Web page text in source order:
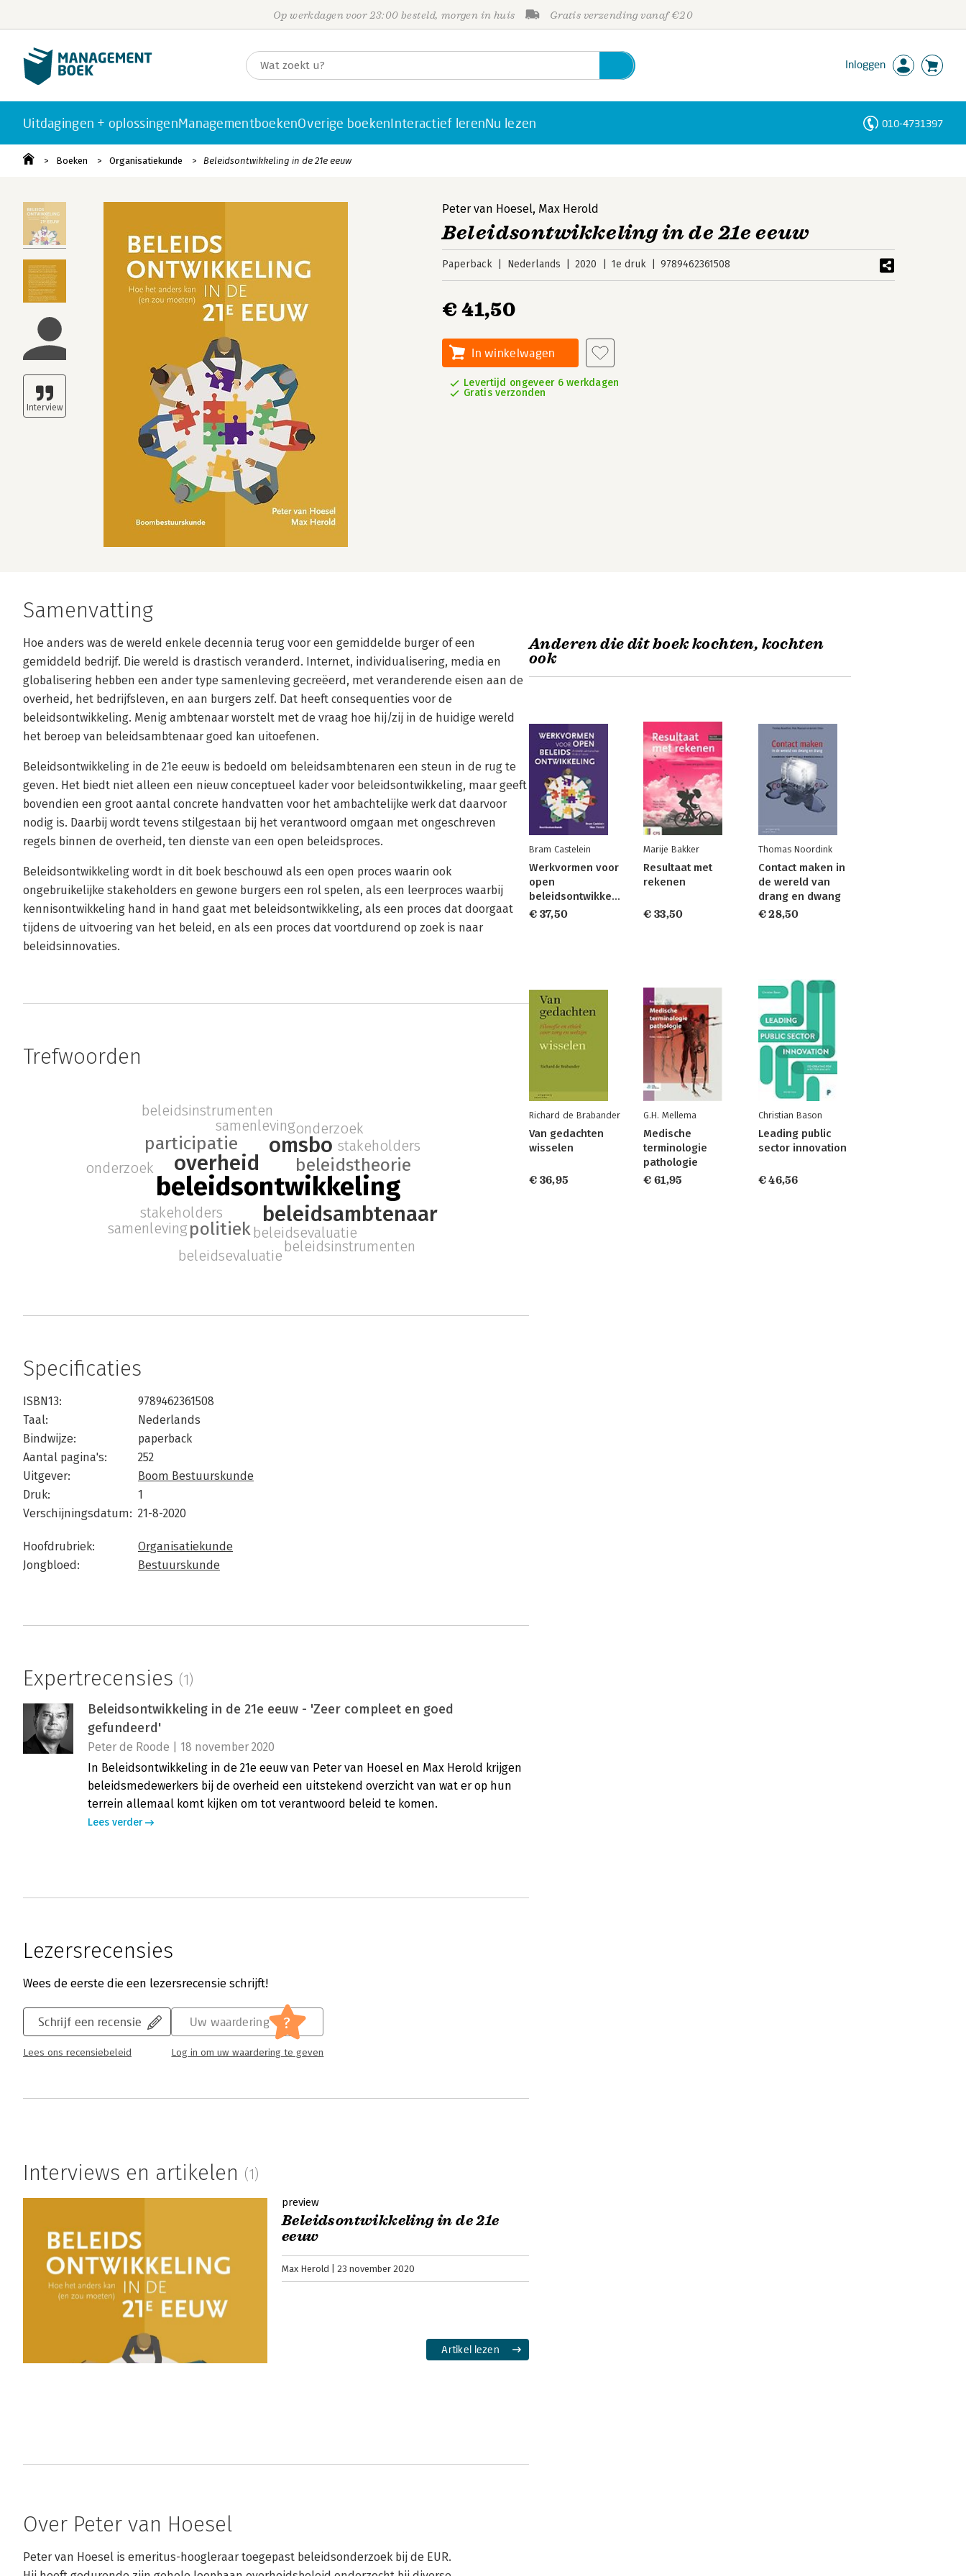
Op werkdagen voor 23:00 besteld, morgen in huis Gratis verzending vanaf €20
Inloggen
Uitdagingen + oplossingenManagementboekenOverige boekenInteractief lerenNu lezen 010-4731397
Boeken Organisatiekunde Beleidsontwikkeling in de 21e eeuw
Peter van Hoesel, Max Herold
Beleidsontwikkeling in de 21e eeuw
Paperback Nederlands 2020 1e druk 9789462361508
€ 41,50
In winkelwagen
Levertijd ongeveer 6 werkdagen
Gratis verzonden
Samenvatting
Hoe anders was de wereld enkele decennia terug voor een gemiddelde burger of een
gemiddeld bedrijf. Die wereld is drastisch veranderd. Internet, individualisering, media en
globalisering hebben een ander type samenleving gecreëerd, met veranderende eisen aan de
overheid, het bedrijfsleven, en aan burgers zelf. Dat heeft consequenties voor de
beleidsontwikkeling. Menig ambtenaar worstelt met de vraag hoe hij/zij in de huidige wereld
het beroep van beleidsambtenaar goed kan uitoefenen.
Beleidsontwikkeling in de 21e eeuw is bedoeld om beleidsambtenaren een steun in de rug te
geven. Het biedt niet alleen een nieuw conceptueel kader voor beleidsontwikkeling, maar geeft
bovendien een groot aantal concrete handvatten voor het ambachtelijke werk dat daarvoor
nodig is. Daarbij wordt tevens stilgestaan bij het verantwoord omgaan met ongeschreven
regels binnen de overheid, ten dienste van een open beleidsproces.
Beleidsontwikkeling wordt in dit boek beschouwd als een open proces waarin ook
ongebruikelijke stakeholders en gewone burgers een rol spelen, als een leerproces waarbij
kennisontwikkeling hand in hand gaat met beleidsontwikkeling, als een proces dat doorgaat
tijdens de uitvoering van het beleid, en als een proces dat voortdurend op zoek is naar
beleidsinnovaties.
Trefwoorden
beleidsontwikkeling
overheid
beleidsambtenaar
omsbo
politiek
beleidstheorie
participatie
beleidsevaluatie
stakeholders
samenlevingonderzoek
beleidsinstrumenten
beleidsevaluatie
stakeholders
samenleving
onderzoek
beleidsinstrumenten
Specificaties
ISBN13:
9789462361508
Taal:
Nederlands
Bindwijze:
paperback
Aantal pagina's:
252
Uitgever:
Boom Bestuurskunde
Druk:
1
Verschijningsdatum: 21-8-2020
Hoofdrubriek:
Organisatiekunde
Jongbloed:
Bestuurskunde
Expertrecensies (1)
Beleidsontwikkeling in de 21e eeuw - 'Zeer compleet en goed
gefundeerd'
Peter de Roode | 18 november 2020
In Beleidsontwikkeling in de 21e eeuw van Peter van Hoesel en Max Herold krijgen
beleidsmedewerkers bij de overheid een uitstekend overzicht van wat er op hun
terrein allemaal komt kijken om tot verantwoord beleid te komen.
Lees verder
Lezersrecensies
Wees de eerste die een lezersrecensie schrijft!
Schrijf een recensie
Lees ons recensiebeleid
Uw waardering ?
Log in om uw waardering te geven
Interviews en artikelen (1)
preview
Beleidsontwikkeling in de 21e
eeuw
Max Herold 23 november 2020
Artikel lezen
Over Peter van Hoesel
Peter van Hoesel is emeritus-hoogleraar toegepast beleidsonderzoek bij de EUR.
Anderen die dit boek kochten, kochten
ook
Bram Castelein
Werkvormen voor
open
beleidsontwikkeling
€ 37,50
Marije Bakker
Resultaat met
rekenen
€ 33,50
Thomas Noordink
Contact maken in
de wereld van
drang en dwang
€ 28,50
Richard de Brabander
Van gedachten
wisselen
€ 36,95
G.H. Mellema
Medische
terminologie
pathologie
€ 61,95
Christian Bason
Leading public
sector innovation
€ 46,56
Personen